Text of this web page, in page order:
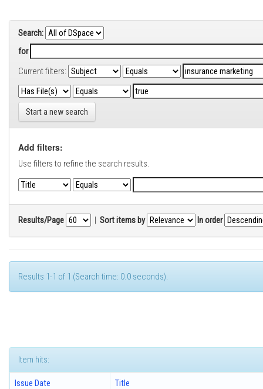
Search:
for
Current filters:
Start a new search
Add filters:
Use filters to refine the search results.
Results/Page | Sort items by In order
Results 1-1 of 1 (Search time: 0.0 seconds).
Item hits:
Issue Date Title